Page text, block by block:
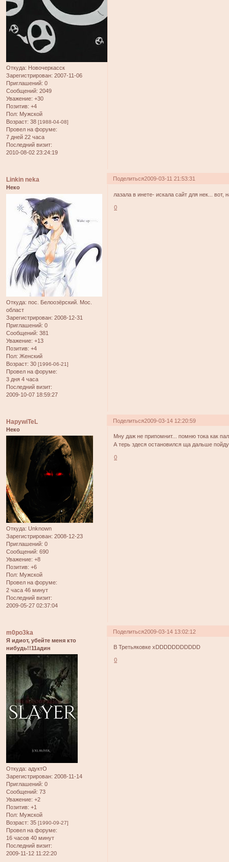
Откуда: Новочеркасск
Зарегистрирован: 2007-11-06
Приглашений: 0
Сообщений: 2049
Уважение: +30
Позитив: +4
Пол: Мужской
Возраст: 38 [1988-04-08]
Провел на форуме:
7 дней 22 часа
Последний визит:
2010-08-02 23:24:19
Поделиться2009-03-11 21:53:31
Linkin neka
Неко
Откуда: пос. Белоозёрский. Мос.
област
Зарегистрирован: 2008-12-31
Приглашений: 0
Сообщений: 381
Уважение: +13
Позитив: +4
Пол: Женский
Возраст: 30 [1996-06-21]
Провел на форуме:
3 дня 4 часа
Последний визит:
2009-10-07 18:59:27
лазала в инете- искала сайт для нек...
0
Поделиться2009-03-14 12:20:59
HapywiTeL
Неко
Откуда: Unknown
Зарегистрирован: 2008-12-23
Приглашений: 0
Сообщений: 690
Уважение: +8
Позитив: +6
Пол: Мужской
Провел на форуме:
2 часа 46 минут
Последний визит:
2009-05-27 02:37:04
Мну даж не припомнит... помню тока как
А терь здеся остановился ща дальше
0
Поделиться2009-03-14 13:02:12
m0po3ka
Я идиот, убейте меня кто
нибудь!!11адин
Откуда: адуктО
Зарегистрирован: 2008-11-14
Приглашений: 0
Сообщений: 73
Уважение: +2
Позитив: +1
Пол: Мужской
Возраст: 35 [1990-09-27]
Провел на форуме:
16 часов 40 минут
Последний визит:
2009-11-12 11:22:20
В Третьяковке xDDDDDDDDDDD
0